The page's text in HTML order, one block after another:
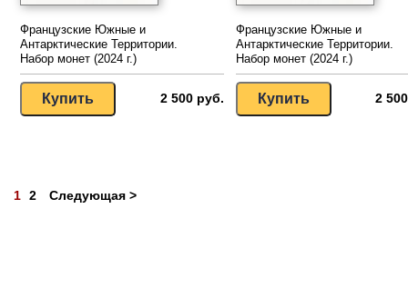
Французские Южные и
Антарктические Территории.
Набор монет (2024 г.)
2 500 руб.
Французские Южные и
Антарктические Территории.
Набор монет (2024 г.)
2
1 2 Следующая >